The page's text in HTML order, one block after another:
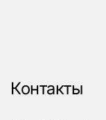
Контакты